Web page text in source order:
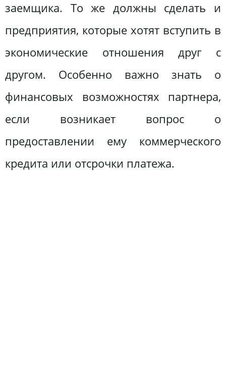
заемщика. То же должны сделать и
предприятия, которые хотят вступить в
экономические отношения друг с
другом. Особенно важно знать о
финансовых возможностях партнера,
если возникает вопрос о
предоставлении ему коммерческого
кредита или отсрочки платежа.